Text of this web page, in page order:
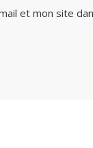
et mon site